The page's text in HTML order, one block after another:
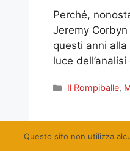
Perché,
Jeremy
questi anni
luce
Categorie
Il Rompiballe,
Questo sito non utilizza